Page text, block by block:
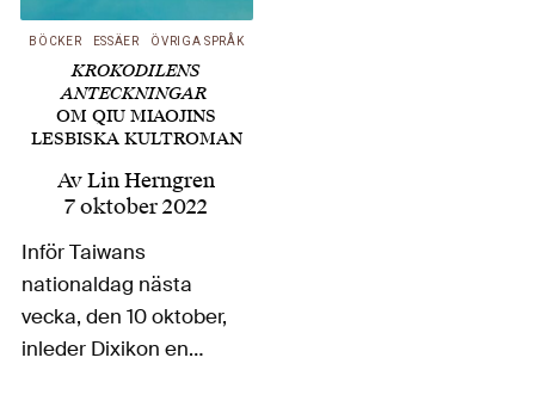
BÖCKER ESSÄER ÖVRIGA SPRÅK
KROKODILENS
ANTECKNINGAR
OM QIU MIAOJINS
LESBISKA KULTROMAN
AvLin Herngren
7 oktober 2022
Inför Taiwans
nationaldag nästa
vecka, den 10 oktober,
inleder Dixikon en